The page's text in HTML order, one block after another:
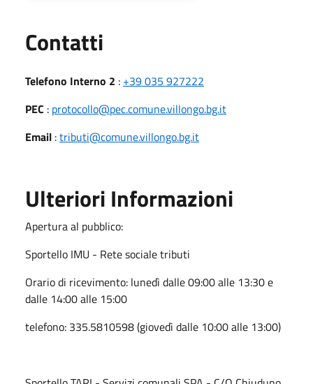
Contatti
Telefono Interno 2 : +39 035 927222
PEC : protocollo@pec.comune.villongo.bg.it
Email :tributi@comune.villongo.bg.it
Ulteriori Informazioni
Apertura al pubblico:
Sportello IMU - Rete sociale tributi
Orario di ricevimento: lunedì dalle 09:00 alle 13:30 e
dalle 14:00 alle 15:00
telefono: 335.5810598 (giovedì dalle 10:00 alle 13:00)